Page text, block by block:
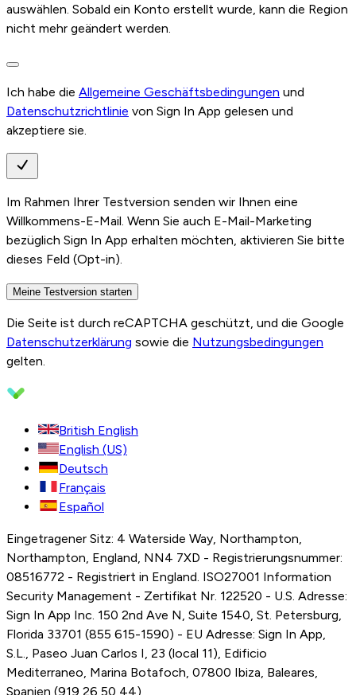
auswählen. Sobald ein Konto erstellt wurde, kann die Region
nicht mehr geändert werden.
Ich habe die Allgemeine Geschäftsbedingungen und
Datenschutzrichtlinie von Sign In App gelesen und
akzeptiere sie.
Im Rahmen Ihrer Testversion senden wir Ihnen eine
Willkommens-E-Mail. Wenn Sie auch E-Mail-Marketing
bezüglich Sign In App erhalten möchten, aktivieren Sie bitte
dieses Feld (Opt-in).
Meine Testversion starten
Die Seite ist durch reCAPTCHA geschützt, und die Google
Datenschutzerklärung sowie die Nutzungsbedingungen
gelten.
British English
English (US)
Deutsch
Français
Español
Eingetragener Sitz: 4 Waterside Way, Northampton,
Northampton, England, NN4 7XD - Registrierungsnummer:
08516772 - Registriert in England. ISO27001 Information
Security Management - Zertifikat Nr. 122520 - U.S. Adresse:
Sign In App Inc. 150 2nd Ave N, Suite 1540, St. Petersburg,
Florida 33701 (855 615-1590) - EU Adresse: Sign In App,
S.L., Paseo Juan Carlos I, 23 (local 11), Edificio
Mediterraneo, Marina Botafoch, 07800 Ibiza, Baleares,
Spanien (919 26 50 44)